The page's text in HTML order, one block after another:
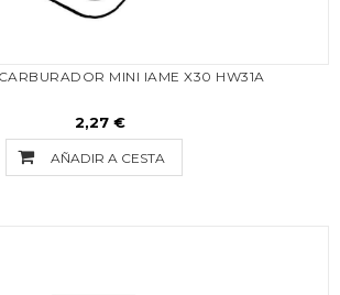
MINI IAME X30 HW31A
2,27 €
AÑADIR A CESTA